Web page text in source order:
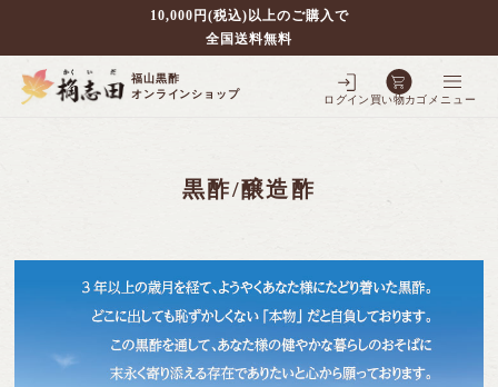
10,000円(税込)以上のご購入で
全国送料無料
福山黒酢
オンラインショップ
ログイン 買い物カゴ メニュー
全ての商品を見る
3年熟成黒酢
ポケクロ
壷仕込み発酵豆酢
黒酢/醸造酢